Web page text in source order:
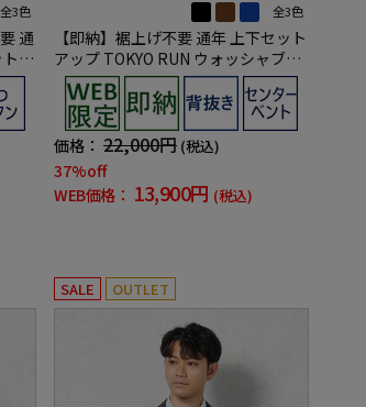
全3色
通
全3色
【即納】裾上げ不要 通年 上下セット
アップ TOKYO RUN ウォッシャブル
ストレッチ ダブルフェイス生地 背抜
き2ボタンジャケット ウエストシャ
ーリングノータックパンツ
価格： 22,000円 (税込)
37%off
WEB価格： 13,900円 (税込)
SALE OUTLET